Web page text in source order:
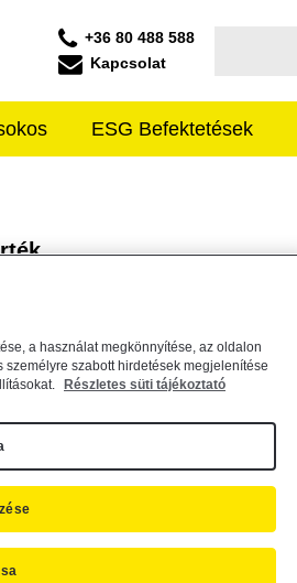
+36 80 488 588
Kapcsolat
ESG Befektetések
a használat megkönnyítése, az oldalon
szabott hirdetések megjelenítése
Részletes süti tájékoztató